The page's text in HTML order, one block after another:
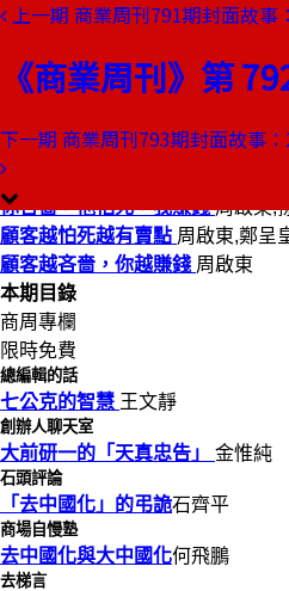
上一期 商業周刊791期封面故事
《商業周刊》第
下一期 商業周刊793期封面故事
本期目錄
你吝嗇他怕死，
你吝嗇，他怕死，我賺錢周啟東,
顧客越怕死越有賣點 周啟東,鄭呈
顧客越吝嗇，你越賺錢 周啟東
本期目錄
商周專欄
限時免費
總編輯的話
七公克的智慧 王文靜
創辦人聊天室
大前研一的「天真忠告」 金惟純
石頭評論
「去中國化」的弔詭石齊平
商場自慢塾
去中國化與大中國化何飛鵬
去梯言